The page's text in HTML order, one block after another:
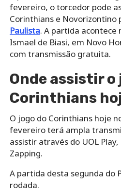
fevereiro, o torcedor pode
Corinthians e Novorizontino
Paulista. A partida acontece
Ismael de Biasi, em Novo
com transmissão gratuita.
Onde assistir o
Corinthians
O jogo do Corinthians hoje
fevereiro terá ampla
assistir através do UOL
Zapping.
A partida desta segunda do
rodada.